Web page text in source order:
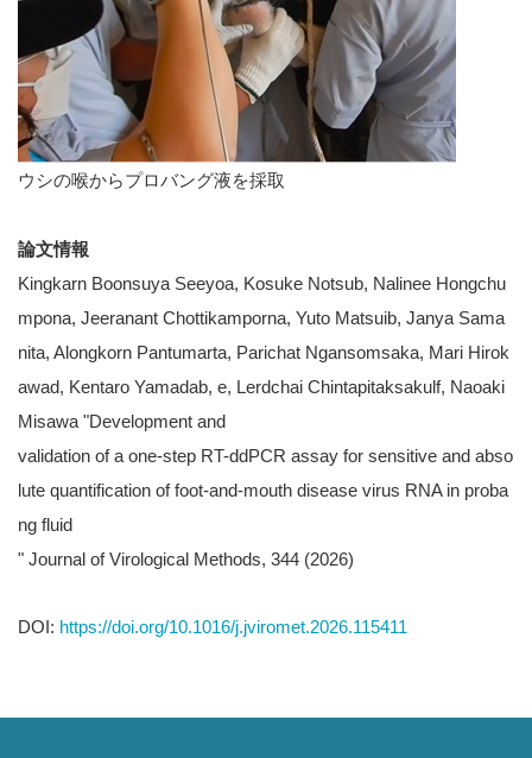
ウシの喉からプロバング液を採取
論文情報
Kingkarn Boonsuya Seeyoa, Kosuke Notsub, Nalinee Hongchu
mpona, Jeeranant Chottikamporna, Yuto Matsuib, Janya Sama
nita, Alongkorn Pantumarta, Parichat Ngansomsaka, Mari Hirok
awad, Kentaro Yamadab, e, Lerdchai Chintapitaksakulf, Naoaki
Misawa "Development and
validation of a one-step RT-ddPCR assay for sensitive and abso
lute quantification of foot-and-mouth disease virus RNA in proba
ng fluid
" Journal of Virological Methods, 344 (2026)
DOI: https://doi.org/10.1016/j.jviromet.2026.115411